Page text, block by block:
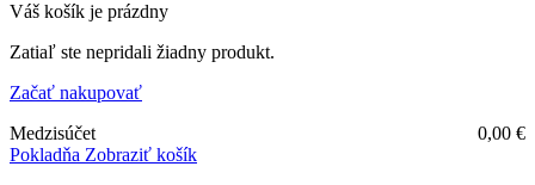
Váš košík je prázdny
Zatiaľ ste nepridali žiadny produkt.
Začať nakupovať
Medzisúčet
0,00 €
Pokladňa Zobraziť košík